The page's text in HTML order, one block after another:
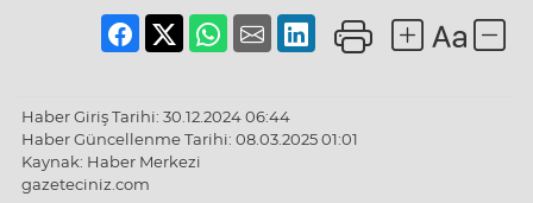
Haber Giriş Tarihi: 30.12.2024 06:44
Haber Güncellenme Tarihi: 08.03.2025 01:01
Kaynak: Haber Merkezi
gazeteciniz.com